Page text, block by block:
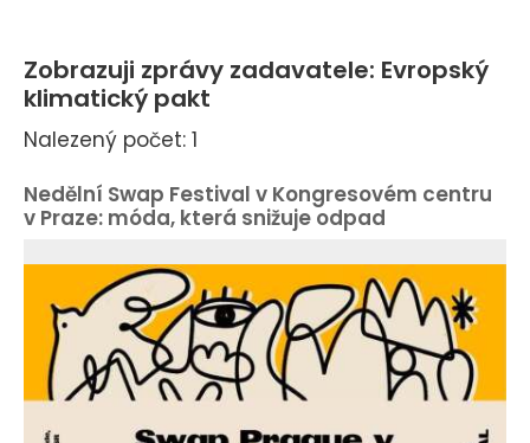
Zobrazuji zprávy zadavatele: Evropský
klimatický pakt
Nalezený počet: 1
Nedělní Swap Festival v Kongresovém centru
v Praze: móda, která snižuje odpad